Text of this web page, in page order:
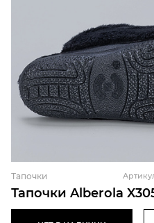
Тапочки Alberola
Тапочки